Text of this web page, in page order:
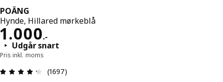
POÄNG
Hynde, Hillared mørkeblå
1.000.-
Pris 1000.-
Udgår snart
Pris inkl. moms
Anmeldelse: 4.3 Ud af 5 Stjerner. Anmeldelser i
(1697)